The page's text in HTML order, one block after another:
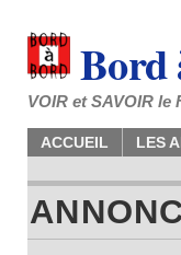
Bord
VOIR et SAVOIR le
ACCUEIL LES